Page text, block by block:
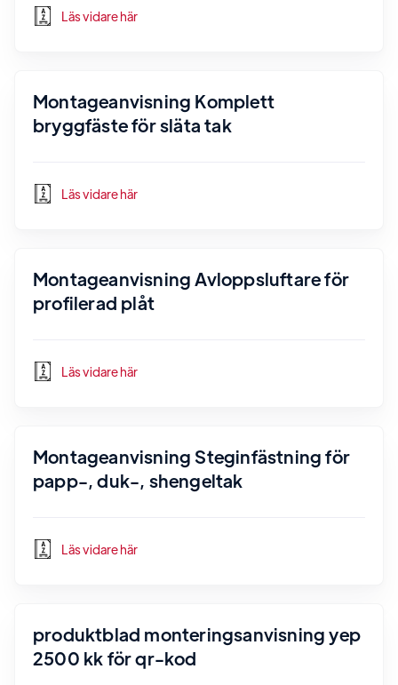
Läs vidare här
Montageanvisning Komplett
bryggfäste för släta tak
Läs vidare här
Montageanvisning Avloppsluftare för
profilerad plåt
Läs vidare här
Montageanvisning Steginfästning för
papp-, duk-, shengeltak
Läs vidare här
produktblad monteringsanvisning yep
2500 kk för qr-kod